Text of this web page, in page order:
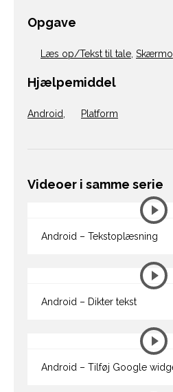
Opgave
Læs op/Tekst til tale
Hjælpemiddel
Android Platform
Videoer i samme serie
Android – Tekstoplæsning
Android – Dikter tekst
Android – Tilføj Google